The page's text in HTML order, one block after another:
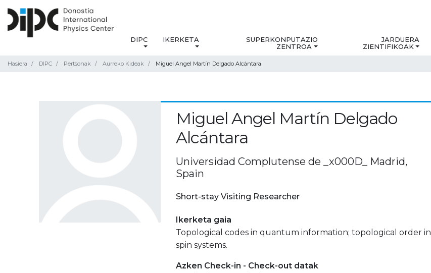
DIPC IKERKETA
SUPERKONPUTAZIO
ZENTROA
JARDUERA
ZIENTIFIKOAK
Hasiera DIPC Pertsonak Aurreko Kideak Miguel Angel Martín Delgado Alcántara
Miguel Angel Martín Delgado
Alcántara
Universidad Complutense de _x000D_ Madrid,
Spain
Short-stay Visiting Researcher
Ikerketa gaia
Topological codes in quantum information; topological order in
spin systems.
Azken Check-in - Check-out datak